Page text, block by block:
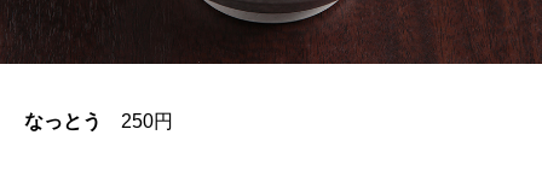
テイクアウト
なっとう 250円